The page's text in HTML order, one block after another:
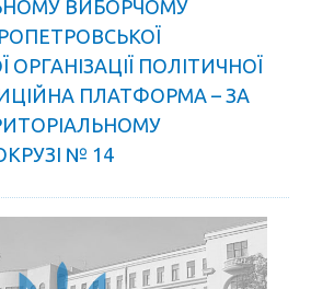
ВИБОРЧОМУ
ОРГАНІЗАЦІЇ ПОЛІТИЧНОЇ
ПЛАТФОРМА – ЗА
№ 14